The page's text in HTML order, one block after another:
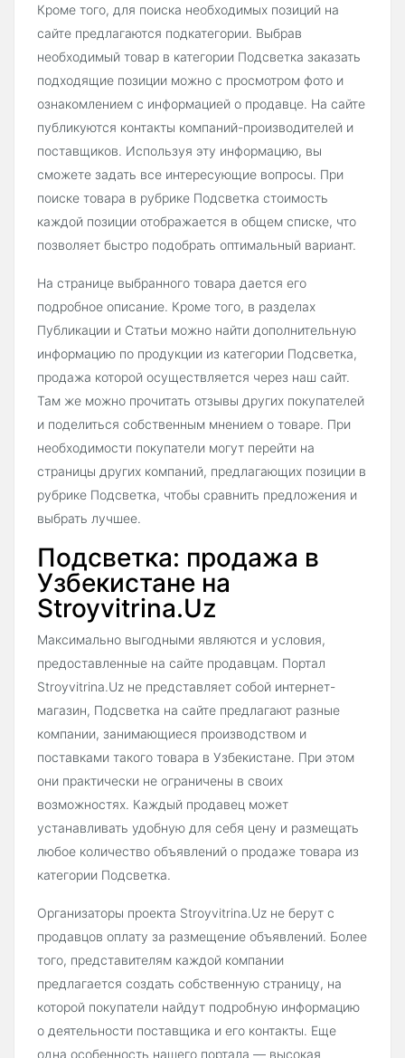
Кроме того, для поиска необходимых позиций на
сайте предлагаются подкатегории. Выбрав
необходимый товар в категории Подсветка заказать
подходящие позиции можно с просмотром фото и
ознакомлением с информацией о продавце. На сайте
публикуются контакты компаний-производителей и
поставщиков. Используя эту информацию, вы
сможете задать все интересующие вопросы. При
поиске товара в рубрике Подсветка стоимость
каждой позиции отображается в общем списке, что
позволяет быстро подобрать оптимальный вариант.
На странице выбранного товара дается его
подробное описание. Кроме того, в разделах
Публикации и Статьи можно найти дополнительную
информацию по продукции из категории Подсветка,
продажа которой осуществляется через наш сайт.
Там же можно прочитать отзывы других покупателей
и поделиться собственным мнением о товаре. При
необходимости покупатели могут перейти на
страницы других компаний, предлагающих позиции в
рубрике Подсветка, чтобы сравнить предложения и
выбрать лучшее.
Подсветка: продажа в
Узбекистане на
Stroyvitrina.Uz
Максимально выгодными являются и условия,
предоставленные на сайте продавцам. Портал
Stroyvitrina.Uz не представляет собой интернет-
магазин, Подсветка на сайте предлагают разные
компании, занимающиеся производством и
поставками такого товара в Узбекистане. При этом
они практически не ограничены в своих
возможностях. Каждый продавец может
устанавливать удобную для себя цену и размещать
любое количество объявлений о продаже товара из
категории Подсветка.
Организаторы проекта Stroyvitrina.Uz не берут с
продавцов оплату за размещение объявлений. Более
того, представителям каждой компании
предлагается создать собственную страницу, на
которой покупатели найдут подробную информацию
о деятельности поставщика и его контакты. Еще
одна особенность нашего портала — высокая